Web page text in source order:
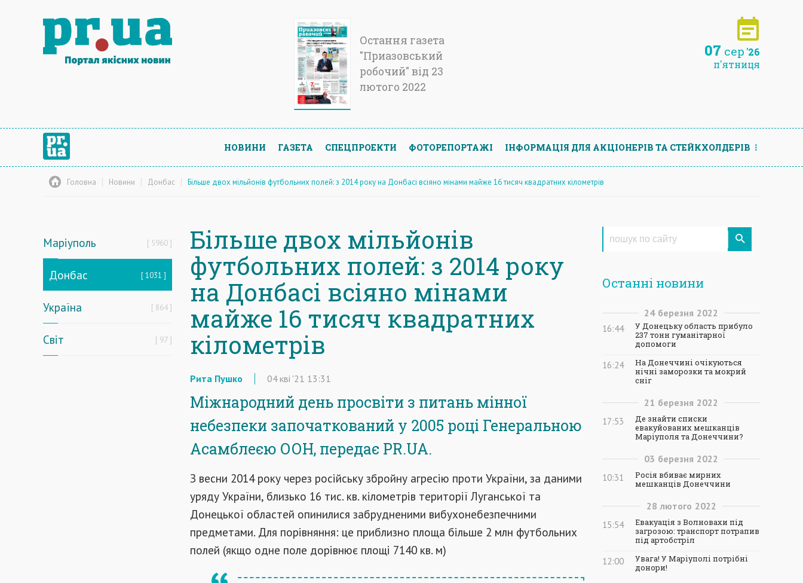
Остання газета
"Приазовський
робочий" від 23
лютого 2022
07 сер '26
п'ятниця
НОВИНИ ГАЗЕТА СПЕЦПРОЕКТИ ФОТОРЕПОРТАЖІ ІНФОРМАЦIЯ ДЛЯ АКЦIОНЕРIВ ТА СТЕЙКХОЛДЕРIВ
Головна Новини Донбас Більше двох мільйонів футбольних полей: з 2014 року на Донбасі всіяно мінами майже 16 тисяч квадратних кілометрів
Маріуполь 5960
Донбас 1031
Україна 864
Світ 97
Більше двох мільйонів
футбольних полей: з 2014 року
на Донбасі всіяно мінами
майже 16 тисяч квадратних
кілометрів
Рита Пушко 04кві '21 13:31
Міжнародний день просвіти з питань мінної
небезпеки започаткований у 2005 році Генеральною
Асамблеєю ООН, передає PR.UA.
З весни 2014 року через російську збройну агресію проти України, за даними
уряду України, близько 16 тис. кв. кілометрів території Луганської та
Донецької областей опинилися забрудненими вибухонебезпечними
предметами. Для порівняння: це приблизно площа більше 2 млн футбольних
полей (якщо одне поле дорівнює площі 7140 кв. м)
Останні новини
24 березня 2022
16:44
У Донецьку область прибуло
237 тонн гуманітарної
допомоги
16:24
На Донеччині очікуються
нічні заморозки та мокрий
сніг
21 березня 2022
17:53
Де знайти списки
евакуйованих мешканців
Маріуполя та Донеччини?
03 березня 2022
10:31
Росія вбиває мирних
мешканців Донеччини
28 лютого 2022
15:54
Евакуація з Волновахи під
загрозою: транспорт потрапив
під артобстріл
12:00
Увага! У Маріуполі потрібні
донори!